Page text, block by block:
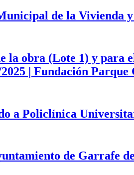
de la Vivienda
la obra (Lote 1) y para
| Fundación
a Policlínica
de Garrafe